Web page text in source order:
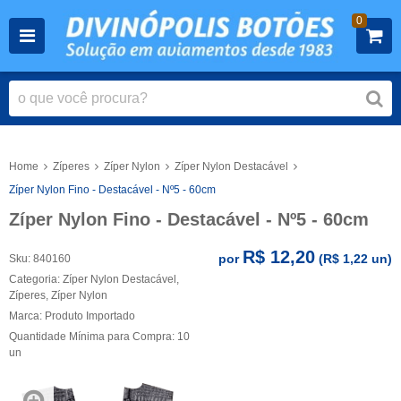
0
Home Zíperes Zíper Nylon
Zíper Nylon Destacável
Zíper Nylon Fino - Destacável - Nº5 - 60cm
Zíper Nylon Fino - Destacável - Nº5 - 60cm
Sku: 840160
Categoria: Zíper Nylon Destacável
Zíperes Zíper Nylon
Marca: Produto Importado
Quantidade Mínima para Compra: 10
un
por R$ 12,20 (R$ 1,22 un)